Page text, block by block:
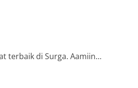
terbaik di Surga. Aamiin…